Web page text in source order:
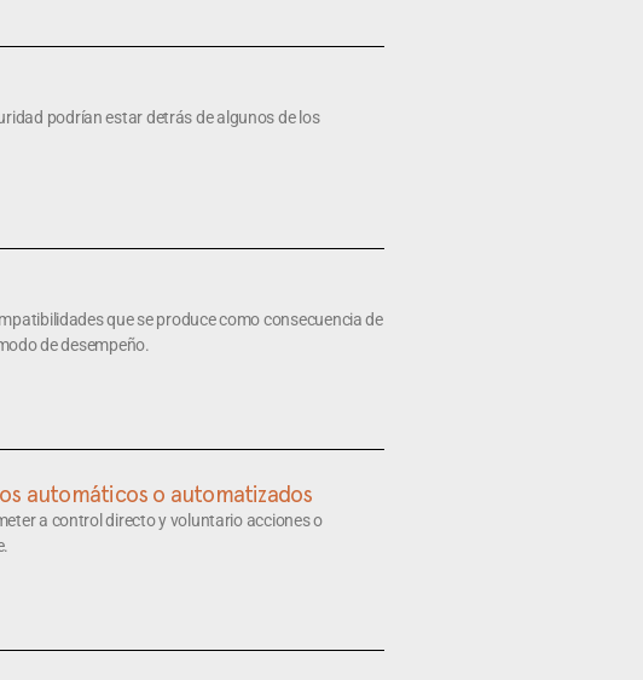
podrían estar detrás de algunos de los
que se produce como consecuencia de
de desempeño.
automáticos o automatizados
a control directo y voluntario acciones o